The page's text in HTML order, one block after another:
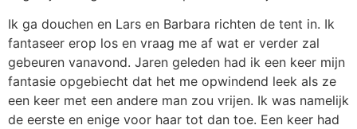
Ik ga douchen en Lars en Barbara richten de tent in. Ik
fantaseer erop los en vraag me af wat er verder zal
gebeuren vanavond. Jaren geleden had ik een keer mijn
fantasie opgebiecht dat het me opwindend leek als ze
een keer met een andere man zou vrijen. Ik was namelijk
de eerste en enige voor haar tot dan toe. Een keer had